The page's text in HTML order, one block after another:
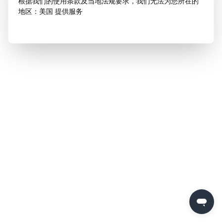
地区：美国 提供服务